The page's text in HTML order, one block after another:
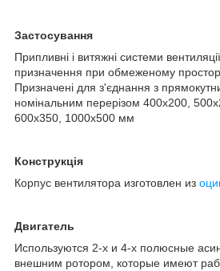
Застосування
Припливні і витяжні системи
призначення при обмеженому
Призначені для з'єднання з
номінальним перерізом 400х200,
600х350, 1000х500 мм
Конструкція
Корпус вентилятора изготовлен из
Двигатель
Используются 2-х и 4-х полюсные
внешним ротором, которые имеют